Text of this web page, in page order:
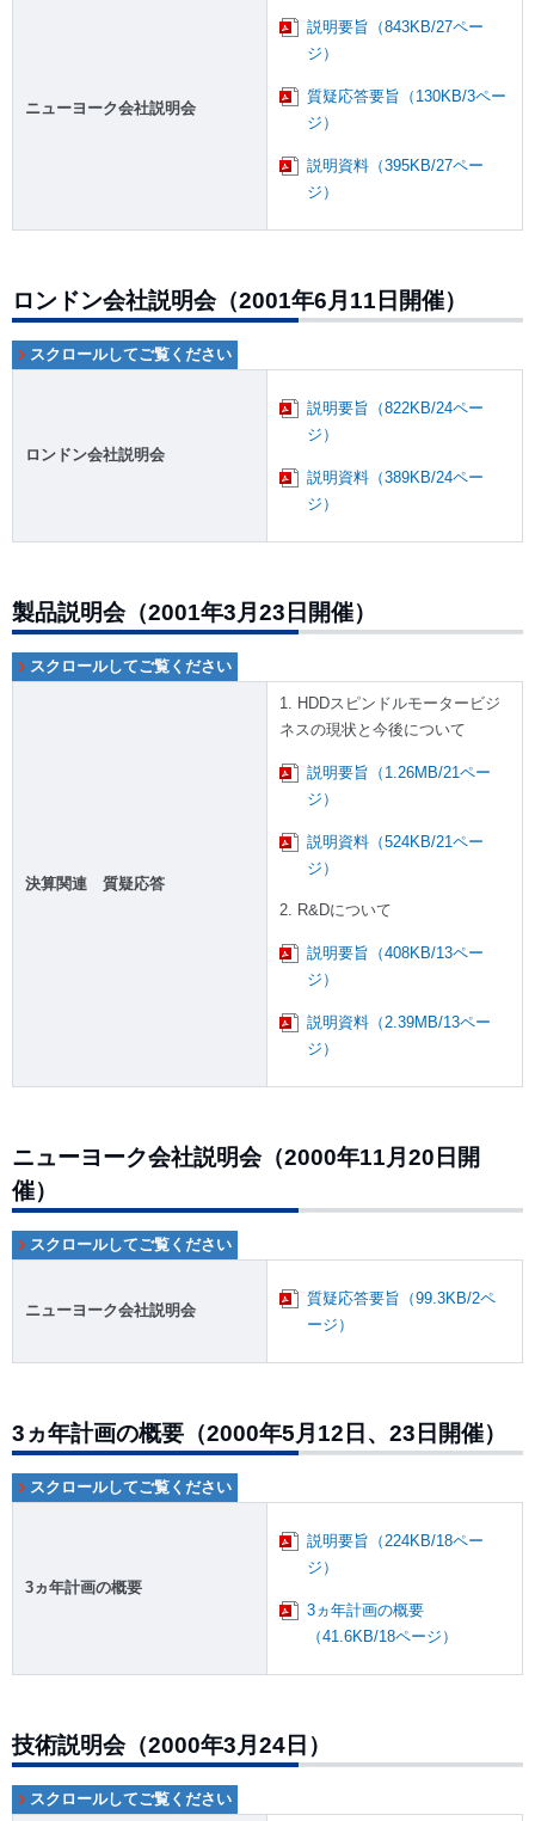
ニューヨーク会社説明会
説明要旨（843KB/27ペー
ジ）
質疑応答要旨（130KB/3ペー
ジ）
説明資料（395KB/27ペー
ジ）
ロンドン会社説明会（2001年6月11日開催）
ロンドン会社説明会
説明要旨（822KB/24ペー
ジ）
説明資料（389KB/24ペー
ジ）
製品説明会（2001年3月23日開催）
決算関連 質疑応答
1. HDDスピンドルモータービジ
ネスの現状と今後について
説明要旨（1.26MB/21ペー
ジ）
説明資料（524KB/21ペー
ジ）
2. R&Dについて
説明要旨（408KB/13ペー
ジ）
説明資料（2.39MB/13ペー
ジ）
ニューヨーク会社説明会（2000年11月20日開
催）
ニューヨーク会社説明会
質疑応答要旨（99.3KB/2ペ
ージ）
3ヵ年計画の概要（2000年5月12日、23日開催）
3ヵ年計画の概要
説明要旨（224KB/18ペー
ジ）
3ヵ年計画の概要
（41.6KB/18ページ）
技術説明会（2000年3月24日）